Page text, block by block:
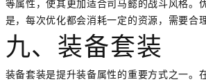
等属性，使其更加适合司马懿的战斗风格。
是，每次优化都会消耗一定的资源，需要合
九、装备套装
装备套装是提升装备属性的重要方式之一。